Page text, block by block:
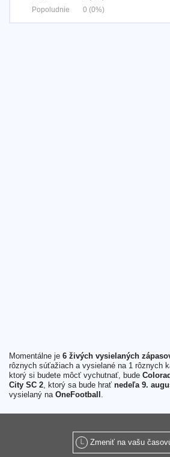
Popoludnie
0 (0%)
Momentálne je 6 živých vysielaných
rôznych súťažiach a vysielané na 1 rôznych
ktorý si budete môcť vychutnať, bude
City SC 2, ktorý sa bude hrať nedeľa 9.
vysielaný na OneFootball .
Zmeniť na vašu